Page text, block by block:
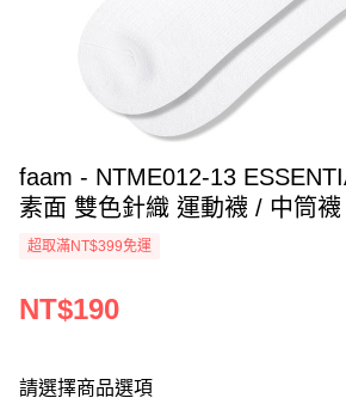
faam - NTME012-13
素面 雙色針織 運動襪 / 中筒
超取滿NT$399免運
NT$190
請選擇商品選項